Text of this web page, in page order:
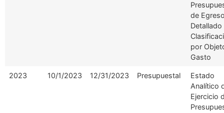
de
Detallado
por
Gasto
2023 10/1/2023 12/31/2023 Presupuestal
Estado
Analítico
Ejercicio